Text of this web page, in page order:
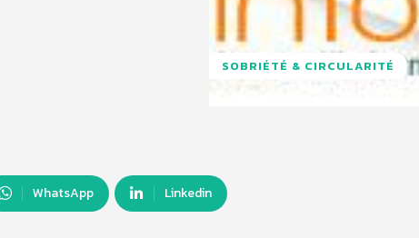
SOBRIÉTÉ & CIRCULARITÉ
WhatsApp Linkedin